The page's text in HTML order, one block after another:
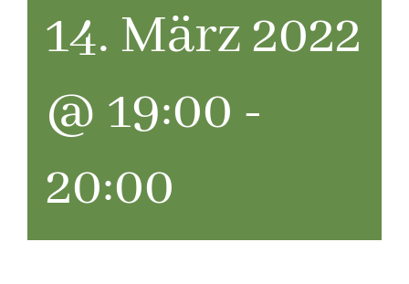
14. März 2022
@ 19:00 -
20:00